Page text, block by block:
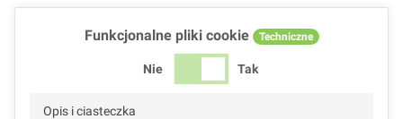
Funkcjonalne pliki cookie Techniczne
Nie Tak
Opis i ciasteczka